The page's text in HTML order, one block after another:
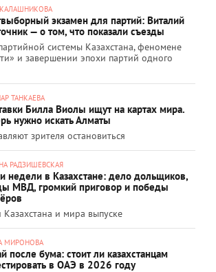
экзамен для партий: Виталий
— о том, что показали съезды
системы Казахстана, феномене
и завершении эпохи партий одного
ТАНКАЕВА
Билла Виолы ищут на картах мира.
нужно искать Алматы
зрителя остановиться
РАДЗИШЕВСКАЯ
недели в Казахстане: дело дольщиков,
МВД, громкий приговор и победы
Казахстана и мира выпуске
МИРОНОВА
после бума: стоит ли казахстанцам
в ОАЭ в 2026 году